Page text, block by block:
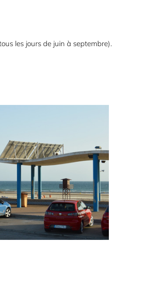
les jours de juin à septembre).